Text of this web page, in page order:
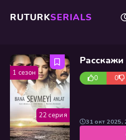
RUTURKSERIALS
0 0
31 окт 2025,
22 серия
1 сезон